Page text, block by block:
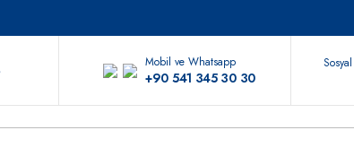
Mobil ve Whatsapp
+90 541 345 30 30